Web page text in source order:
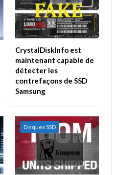
CrystalDiskInfo est
maintenant capable de
détecter les
contrefaçons de SSD
Samsung
Disques SSD